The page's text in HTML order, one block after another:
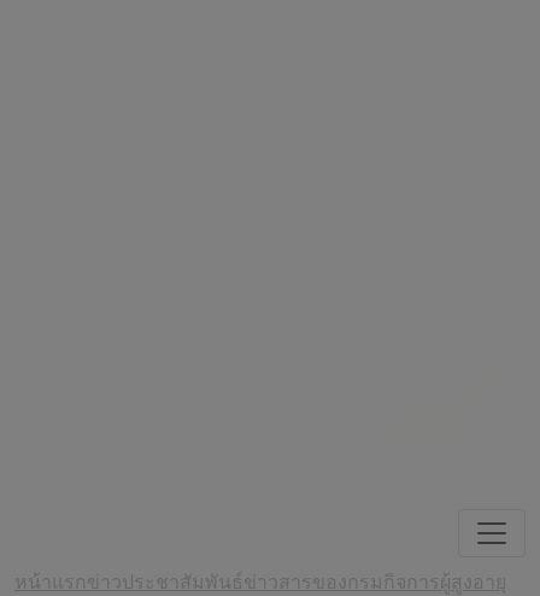
หน้าแรกข่าวประชาสัมพันธ์ข่าวสารของกรมกิจการผู้สูงอายุ